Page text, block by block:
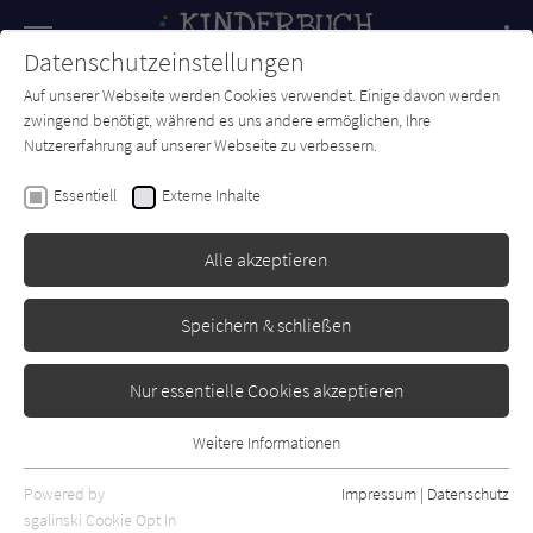
SUCHE Forum Charts Newsletter
Rebecca Harry
Der kleine Hase im
Weihnachtswald
Loewe
Datenschutzeinstellungen
Auf unserer Webseite werden Cookies verwendet. Einige davon werden
zwingend benötigt, während es uns andere ermöglichen, Ihre
Nutzererfahrung auf unserer Webseite zu verbessern.
Essentiell Externe Inhalte
Alle akzeptieren
Speichern & schließen
Nur essentielle Cookies akzeptieren
Essentielle Cookies werden für grundlegende Funktionen der
Webseite benötigt. Dadurch ist gewährleistet, dass die Webseite
Weitere Informationen
Powered by
sgalinski Cookie Opt In
Impressum | Datenschutz